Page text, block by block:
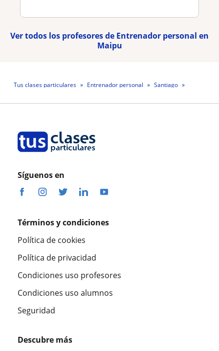
Ver todos los profesores de Entrenador personal en
Maipu
Tus clases particulares Entrenador personal
Santiago
Síguenos en
Términos y condiciones
Política de cookies
Política de privacidad
Condiciones uso profesores
Condiciones uso alumnos
Seguridad
Descubre más